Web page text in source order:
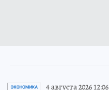
ЭКОНОМИКА 4 августа 2026 12:06